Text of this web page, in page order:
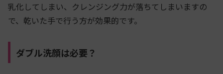
乳化してしまい、クレンジング力が落ちてしまいますの
で、乾いた手で行う方が効果的です。
ダブル洗顔は必要？